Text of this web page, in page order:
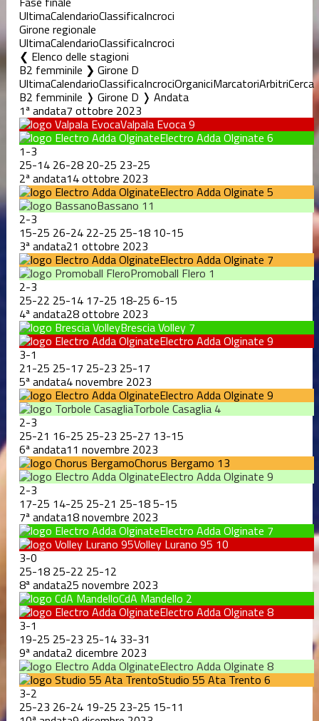
UltimaCalendarioClassificaIncroci
Girone regionale
UltimaCalendarioClassificaIncroci
Elenco delle stagioni
B2 femminile ❯ Girone D
UltimaCalendarioClassificaIncrociOrganiciMarcatoriArbitriCerca
B2 femminile ❭ Girone D ❭ Andata
1ª andata7 ottobre 2023
Valpala Evoca9
Electro Adda Olginate 6
1-3
25-14 26-28 20-25 23-25
2ª andata14 ottobre 2023
Electro Adda Olginate 5
Bassano 11
2-3
15-25 26-24 22-25 25-18 10-15
3ª andata21 ottobre 2023
Electro Adda Olginate 7
Promoball Flero 1
2-3
25-22 25-14 17-25 18-25 6-15
4ª andata28 ottobre 2023
Brescia Volley 7
Electro Adda Olginate 9
3-1
21-25 25-17 25-23 25-17
5ª andata4 novembre 2023
Electro Adda Olginate 9
Torbole Casaglia 4
2-3
25-21 16-25 25-23 25-27 13-15
6ª andata11 novembre 2023
Chorus Bergamo 13
Electro Adda Olginate 9
2-3
17-25 14-25 25-21 25-185-15
7ª andata18 novembre 2023
Electro Adda Olginate 7
Volley Lurano 95 10
3-0
25-18 25-22 25-12
8ª andata25 novembre 2023
CdA Mandello 2
Electro Adda Olginate 8
3-1
19-25 25-23 25-14 33-31
9ª andata2 dicembre 2023
Electro Adda Olginate 8
Studio 55 Ata Trento 6
3-2
25-23 26-24 19-25 23-25 15-11